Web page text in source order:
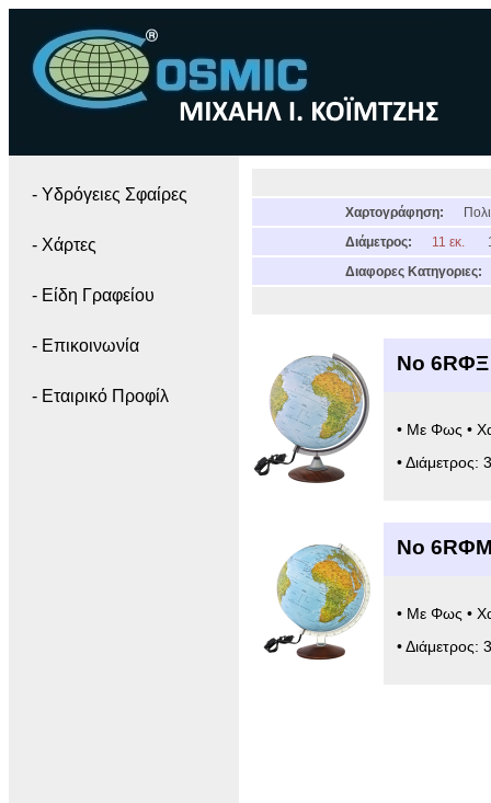
- Yδρόγειες Σφαίρες
- Χάρτες
- Είδη Γραφείου
- Επικοινωνία
- Εταιρικό Προφίλ
Χαρτογράφηση:
Διάμετρος:
11 εκ.
Διαφορες Κατηγοριες:
Νο 6RΦΞ
• Με Φως •
•
Νο
• Με Φως •
•